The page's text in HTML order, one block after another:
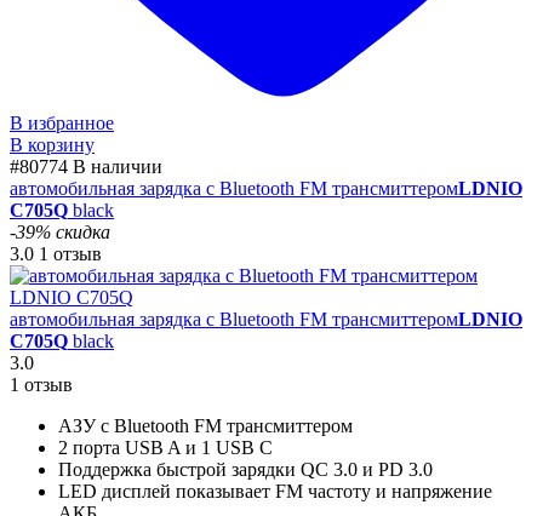
В избранное
В корзину
#80774 В наличии
автомобильная зарядка c Bluetooth FM трансмиттеромLDNIO
C705Q black
-39% скидка
3.0 1 отзыв
автомобильная зарядка c Bluetooth FM трансмиттеромLDNIO
C705Q black
3.0
1 отзыв
АЗУ с Bluetooth FM трансмиттером
2 порта USB A и 1 USB C
Поддержка быстрой зарядки QC 3.0 и PD 3.0
LED дисплей показывает FM частоту и напряжение